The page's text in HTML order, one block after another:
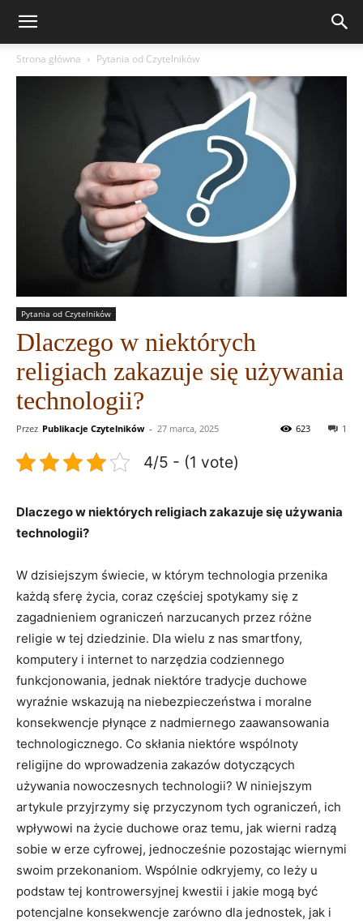
Strona główna Pytania od Czytelników
Pytania od Czytelników
Dlaczego w niektórych
religiach zakazuje się używania
technologii?
Przez Publikacje Czytelników - 27 marca, 2025 1
623
4/5 - (1 vote)
Dlaczego w ‍niektórych religiach zakazuje się używania
technologii?
W⁤ dzisiejszym świecie, ⁣w którym technologia przenika
każdą sferę życia, coraz częściej‍ spotykamy‌ się z⁢
zagadnieniem ograniczeń narzucanych⁢ przez różne
religie w⁣ tej⁢ dziedzinie. Dla wielu z​ nas⁢ smartfony,
komputery i internet to narzędzia codziennego
funkcjonowania, jednak niektóre tradycje‌ duchowe
⁣wyraźnie wskazują na niebezpieczeństwa i moralne
konsekwencje płynące z nadmiernego zaawansowania
technologicznego.⁢ Co skłania niektóre‌ wspólnoty
religijne do ‌wprowadzenia zakazów dotyczących
używania⁤ nowoczesnych technologii? W niniejszym
artykule ‌przyjrzymy się przyczynom tych ograniczeń, ich
wpływowi ⁣na życie duchowe oraz temu, jak wierni⁣ radzą
sobie⁣ w erze cyfrowej, jednocześnie pozostając⁣ wiernymi
swoim przekonaniom. Wspólnie odkryjemy, co leży u
podstaw tej kontrowersyjnej kwestii ⁣i jakie mogą ⁣być
potencjalne​ konsekwencje zarówno dla jednostek, jak i